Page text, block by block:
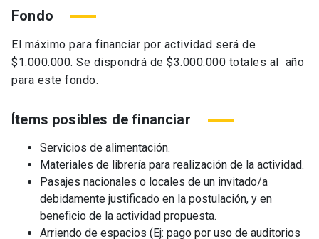
Fondo
El máximo para financiar por actividad será de
$1.000.000. Se dispondrá de $3.000.000 totales al año
para este fondo.
Ítems posibles de financiar
Servicios de alimentación.
Materiales de librería para realización de la actividad.
Pasajes nacionales o locales de un invitado/a
debidamente justificado en la postulación, y en
beneficio de la actividad propuesta.
Arriendo de espacios (Ej: pago por uso de auditorios